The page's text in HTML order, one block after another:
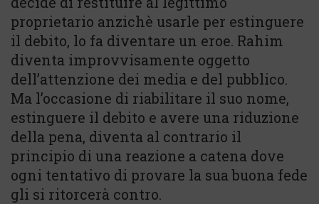
proprietario anzichè usarle per estinguere
il debito, lo fa diventare un eroe. Rahim
diventa improvvisamente oggetto
dell’attenzione dei media e del pubblico.
Ma l’occasione di riabilitare il suo nome,
estinguere il debito e avere una riduzione
della pena, diventa al contrario il
principio di una reazione a catena dove
ogni tentativo di provare la sua buona fede
gli si ritorcerà contro.